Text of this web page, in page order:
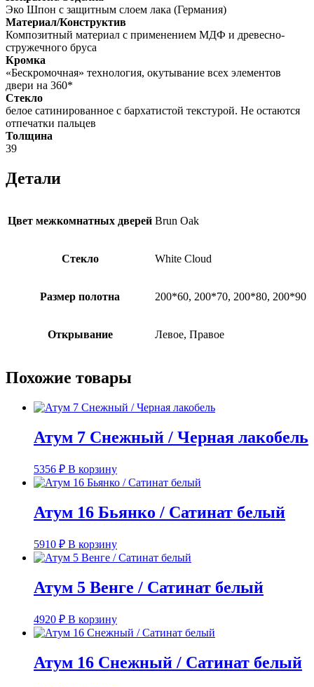
Эко Шпон с защитным слоем лака (Германия)
Материал/Конструктив
Композитный материал с применением МДФ и древесно-
стружечного бруса
Кромка
«Бескромочная» технология, окутывание всех элементов
двери на 360*
Стекло
белое сатинированное с бархатистой текстурой. Не остаются
отпечатки пальцев
Толщина
39
Детали
Цвет межкомнатных дверей Brun Oak
Стекло White Cloud
Размер полотна 200*60, 200*70, 200*80, 200*90
Открывание Левое, Правое
Похожие товары
Атум 7 Снежный / Черная лакобель
5356 ₽ В корзину
Атум 16 Бьянко / Сатинат белый
5910 ₽ В корзину
Атум 5 Венге / Сатинат белый
4920 ₽ В корзину
Атум 16 Снежный / Сатинат белый